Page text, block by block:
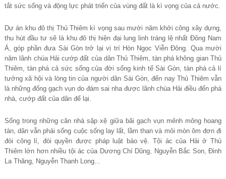
tắt sức sống và động lực phát triển của vùng đất là kì vọng của cả nước.
Dự án khu đô thị Thủ Thiêm kì vọng sau mười năm khởi công xây dựng,
thu hút đầu tư sẽ là khu đô thị hiện đại lung linh tráng lệ nhất Đông Nam
Á, góp phần đưa Sài Gòn trở lại vị trí Hòn Ngọc Viễn Đông. Qua mười
năm lãnh chúa Hải cướp đất của dân Thủ Thiêm, tàn phá không gian Thủ
Thiêm, tàn phá cả sức sống của đời sống kinh tế Sài Gòn, tàn phá cả lí
tưởng xã hội và lòng tin của người dân Sài Gòn, đến nay Thủ Thiêm vẫn
là những đống gạch vụn do đám sai nha được lãnh chúa Hải điều đến phá
nhà, cướp đất của dân để lại.
Sống trong những căn nhà sập xệ giữa bãi gạch vụn mênh mông hoang
tàn, dân vẫn phải sống cuộc sống lay lất, lầm than và mỏi mòn ôm đơn đi
đòi công lí, đòi quyền được pháp luật bảo vệ. Tội ác của Hải ở Thủ
Thiêm lớn hơn nhiều tội ác của Dương Chí Dũng, Nguyễn Bắc Son, Đinh
La Thăng, Nguyễn Thanh Long...